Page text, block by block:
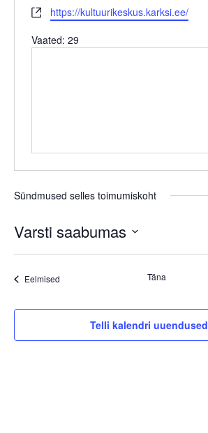
Veebilehthttps://kultuurikeskus.karksi.ee/
Vaated: 29
Sündmused selles toimumiskoht
Varsti saabumas
EelmisedSündmused Täna
Telli kalendri uuendused